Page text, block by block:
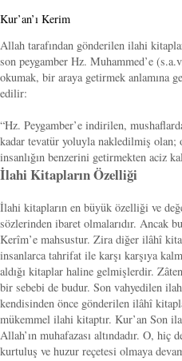
Kur’an’ı Kerim
Allah tarafından gönderilen ilahi
son peygamber Hz. Muhammed’e
okumak, bir araya getirmek anlamına
edilir:
“Hz. Peygamber’e indirilen,
kadar tevatür yoluyla nakledilmiş olan;
insanlığın benzerini getirmekten aciz
İlahi Kitapların Özelliği
İlahi kitapların en büyük özelliği ve
sözlerinden ibaret olmalarıdır. Ancak
Kerîm’e mahsustur. Zira diğer ilâhî
insanlarca tahrifat ile karşı karşıya
aldığı kitaplar haline gelmişlerdir.
bir sebebi de budur. Son vahyedilen
kendisinden önce gönderilen ilâhî
mükemmel ilahi kitaptır. Kur’an Son
Allah’ın muhafazası altındadır. O, hiç
kurtuluş ve huzur reçetesi olmaya